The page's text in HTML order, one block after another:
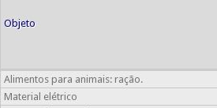
Objeto
Alimentos para animais: ração.
Material elétrico